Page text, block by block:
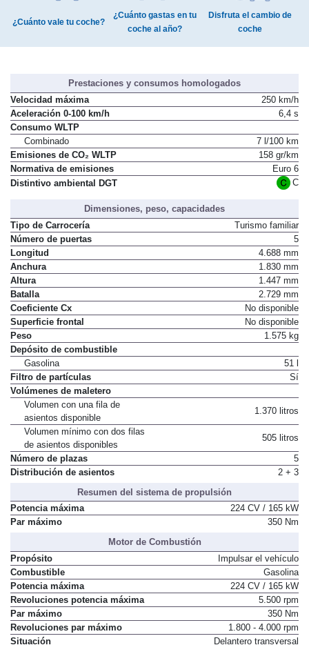
¿Cuánto gastas en tu
Disfruta el cambio de
Prestaciones y consumos homologados
Velocidad máxima
250 km/h
Aceleración 0-100 km/h
Consumo WLTP
Combinado
7 l/100 km
Emisiones de CO₂ WLTP
158 gr/km
Normativa de emisiones
Euro 6
Dimensiones, peso, capacidades
Tipo de Carrocería
Turismo familiar
Número de puertas
5
Longitud
4.688 mm
Anchura
1.830 mm
Altura
1.447 mm
Batalla
2.729 mm
Coeficiente Cx
No disponible
Superficie frontal
No disponible
Peso
Depósito de combustible
Gasolina
51 l
Filtro de partículas
Volúmenes de maletero
Volumen con una fila de
asientos disponible
Volumen mínimo con dos filas
de asientos disponibles
Número de plazas
5
Resumen del sistema de propulsión
Potencia máxima
224 CV / 165 kW
Motor de Combustión
Propósito
Impulsar el vehículo
Combustible
Gasolina
Potencia máxima
224 CV / 165 kW
Revoluciones potencia máxima
5.500 rpm
Par máximo
350 Nm
Revoluciones par máximo
1.800 - 4.000 rpm